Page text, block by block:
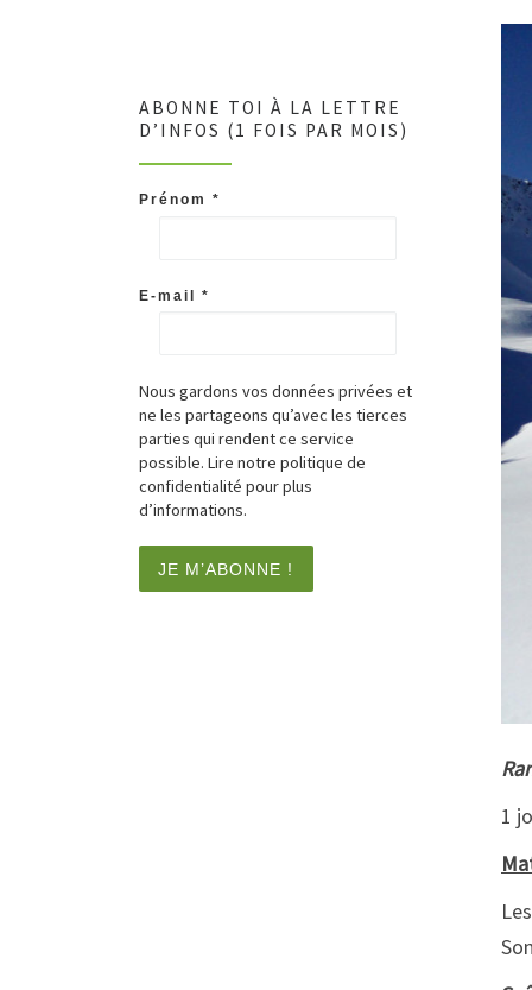
1
ABONNE TOI À LA LETTRE
D’INFOS (1 FOIS PAR MOIS)
Prénom *
E-mail *
Nous gardons vos données privées et
ne les partageons qu’avec les tierces
parties qui rendent ce service
possible. Lire notre politique de
confidentialité pour plus
d’informations.